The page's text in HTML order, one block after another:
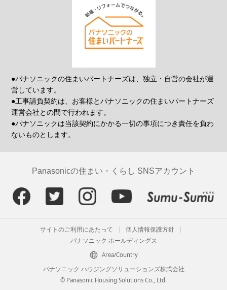
●パナソニックの住まいパートナーズは、独立・自営の会社が運
営しています。
●工事請負契約は、お客様とパナソニックの住まいパートナーズ
運営会社との間で行われます。
●パナソニックは当該契約にかかる一切の事項につき責任を負わ
ないものとします。
Panasonicの住まい・くらし SNSアカウント
サイトのご利用にあたって
個人情報保護方針
パナソニック ホールディングス
Area/Country
パナソニック ハウジングソリューションズ株式会社
© Panasonic Housing Solutions Co., Ltd.